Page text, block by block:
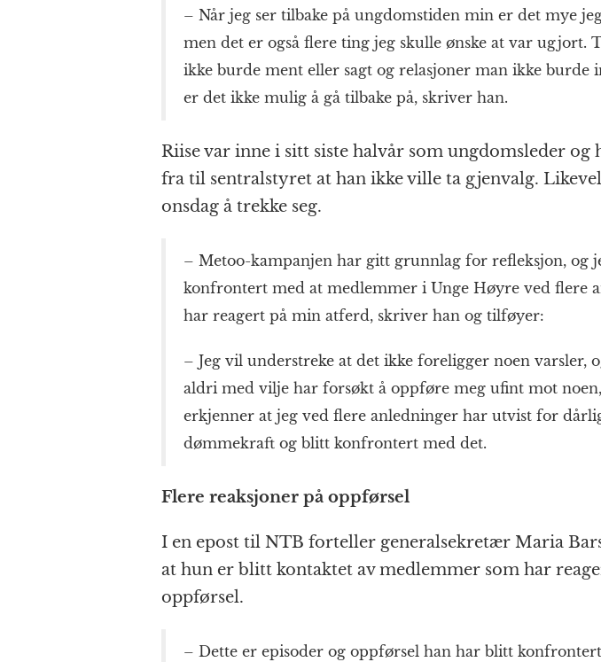
– Når jeg ser tilbake på ungdomstiden min er det mye
men det er også flere ting jeg skulle ønske at var ugjort.
ikke burde ment eller sagt og relasjoner man ikke burde
er det ikke mulig å gå tilbake på, skriver han.
Riise var inne i sitt siste halvår som ungdomsleder og
fra til sentralstyret at han ikke ville ta gjenvalg.
onsdag å trekke seg.
– Metoo-kampanjen har gitt grunnlag for refleksjon, og
konfrontert med at medlemmer i Unge Høyre ved flere
har reagert på min atferd, skriver han og tilføyer:
– Jeg vil understreke at det ikke foreligger noen varsler,
aldri med vilje har forsøkt å oppføre meg ufint mot
erkjenner at jeg ved flere anledninger har utvist for
dømmekraft og blitt konfrontert med det.
Flere reaksjoner på oppførsel
I en epost til NTB forteller generalsekretær Maria
at hun er blitt kontaktet av medlemmer som har
oppførsel.
– Dette er episoder og oppførsel han har blitt